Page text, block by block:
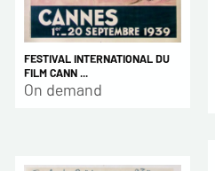
FESTIVAL INTERNATIONAL DU
FILM CANN ...
On demand